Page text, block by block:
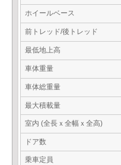
ホイールベース
前トレッド/後トレッド
最低地上高
車体重量
車体総重量
最大積載量
室内 (全長ｘ全幅ｘ全高)
ドア数
乗車定員